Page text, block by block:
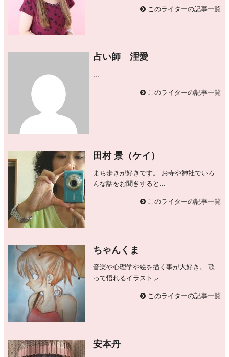
このライターの記事一覧
占い師 浬愛
...
このライターの記事一覧
田村 景（ケイ）
まち歩きが好きです。 お寺や神社でいろ
んな話をお聞きすると...
このライターの記事一覧
ちゃんくま
音楽や心理学や絵を描く事が大好き。 歌
って悟れるイラストレ...
このライターの記事一覧
安本丹